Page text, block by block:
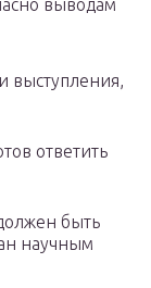
выводам
выступления,
ответить
быть
научным